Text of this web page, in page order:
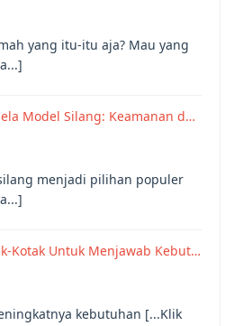
yang itu-itu aja? Mau yang
Model Silang: Keamanan d…
menjadi pilihan populer
Kotak Untuk Menjawab Kebut…
kebutuhan [...Klik